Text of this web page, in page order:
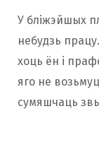
У бліжэйшых
небудзь
хоць ён і
яго не
сумяшчаць